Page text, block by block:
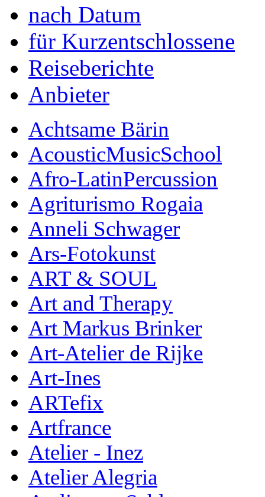
nach Datum
für Kurzentschlossene
Reiseberichte
Anbieter
Achtsame Bärin
AcousticMusicSchool
Afro-LatinPercussion
Agriturismo Rogaia
Anneli Schwager
Ars-Fotokunst
ART & SOUL
Art and Therapy
Art Markus Brinker
Art-Atelier de Rijke
Art-Ines
ARTefix
Artfrance
Atelier - Inez
Atelier Alegria